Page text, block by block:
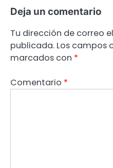
Deja un comentario
Tu dirección de correo
publicada. Los campos
marcados con *
Comentario *